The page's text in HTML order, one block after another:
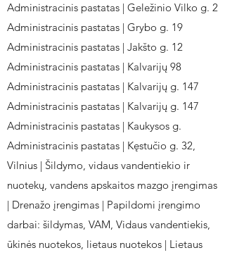
Administracinis pastatas | Geležinio Vilko g. 2
Administracinis pastatas | Grybo g. 19
Administracinis pastatas | Jakšto g. 12
Administracinis pastatas | Kalvarijų 98
Administracinis pastatas | Kalvarijų g. 147
Administracinis pastatas | Kalvarijų g. 147
Administracinis pastatas | Kaukysos g.
Administracinis pastatas | Kęstučio g. 32,
Vilnius | Šildymo, vidaus vandentiekio ir
nuotekų, vandens apskaitos mazgo įrengimas
| Drenažo įrengimas | Papildomi įrengimo
darbai: šildymas, VAM, Vidaus vandentiekis,
ūkinės nuotekos, lietaus nuotekos | Lietaus